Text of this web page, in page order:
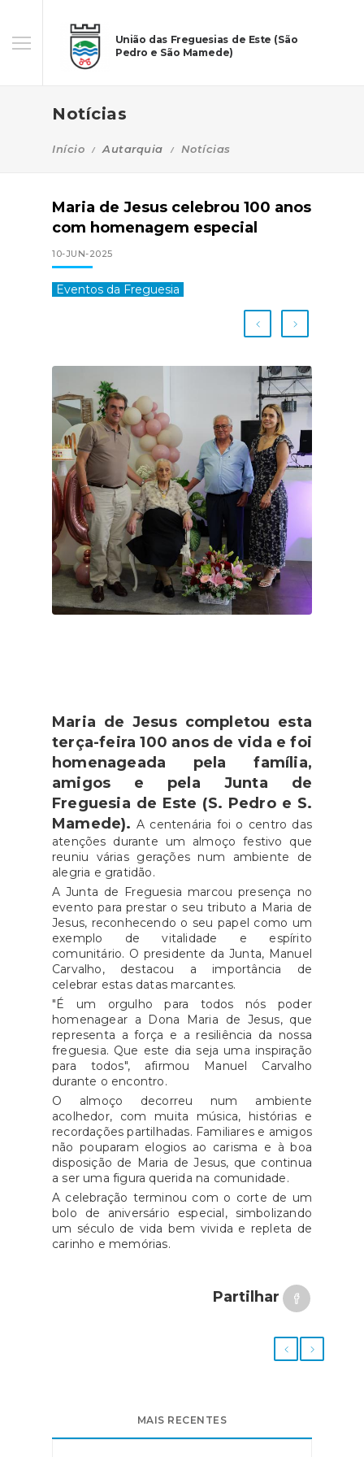
União das Freguesias de Este (São
Pedro e São Mamede)
Notícias
Início Autarquia Notícias
Maria de Jesus celebrou 100 anos
com homenagem especial
10-JUN-2025
Eventos da Freguesia
Maria de Jesus completou esta
terça-feira 100 anos de vida e foi
homenageada pela família,
amigos e pela Junta de
Freguesia de Este (S. Pedro e S.
Mamede). A centenária foi o centro das
atenções durante um almoço festivo que
reuniu várias gerações num ambiente de
alegria e gratidão.
A Junta de Freguesia marcou presença no
evento para prestar o seu tributo a Maria de
Jesus, reconhecendo o seu papel como um
exemplo de vitalidade e espírito
comunitário. O presidente da Junta, Manuel
Carvalho, destacou a importância de
celebrar estas datas marcantes.
"É um orgulho para todos nós poder
homenagear a Dona Maria de Jesus, que
representa a força e a resiliência da nossa
freguesia. Que este dia seja uma inspiração
para todos", afirmou Manuel Carvalho
durante o encontro.
O almoço decorreu num ambiente
acolhedor, com muita música, histórias e
recordações partilhadas. Familiares e amigos
não pouparam elogios ao carisma e à boa
disposição de Maria de Jesus, que continua
a ser uma figura querida na comunidade.
A celebração terminou com o corte de um
bolo de aniversário especial, simbolizando
um século de vida bem vivida e repleta de
carinho e memórias.
Partilhar
MAIS RECENTES